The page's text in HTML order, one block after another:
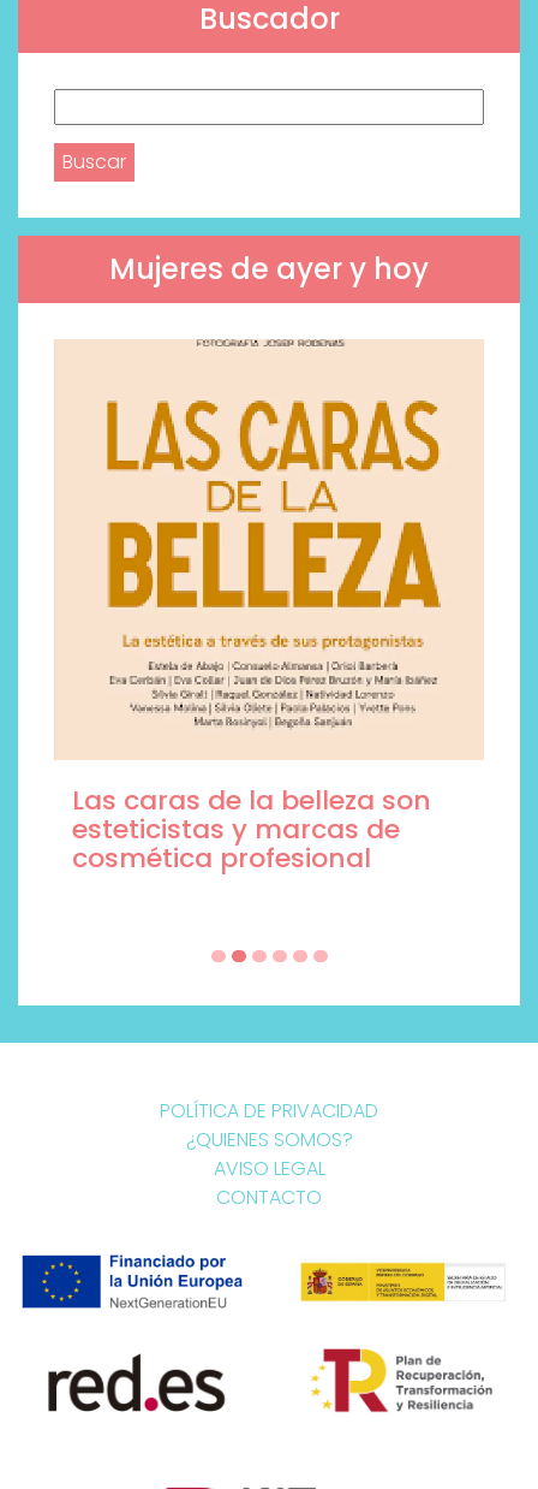
Buscador
Mujeres de ayer y hoy
Las caras de la belleza son
esteticistas y marcas de
cosmética profesional
POLÍTICA DE PRIVACIDAD
¿QUIENES SOMOS?
AVISO LEGAL
CONTACTO